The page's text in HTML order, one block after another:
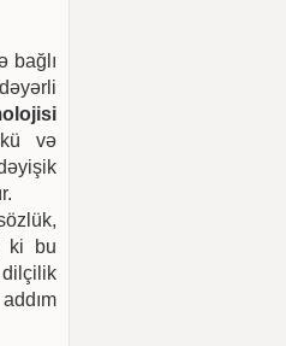
bağlı
və
ki bu
dilçilik